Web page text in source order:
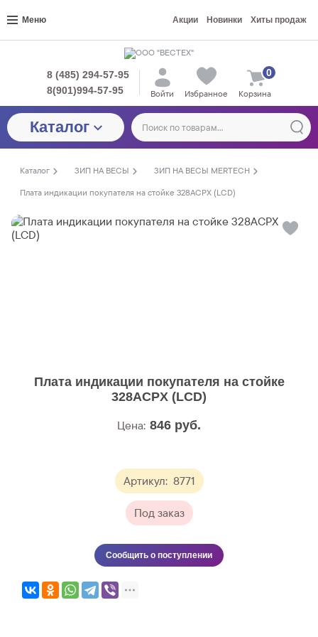
Меню Акции Новинки Хиты продаж
8 (485) 294-57-95
8(901)994-57-95
Войти Избранное Корзина
0
Каталог
Каталог ЗИП НА ВЕСЫ
ЗИП НА ВЕСЫ MERTECH
Плата индикации покупателя на стойке 328ACPX (LСD)
Плата индикации покупателя на стойке
328ACPX (LСD)
Артикул: 8771
Под заказ
Цена: 846 руб.
Сообщить о поступлении